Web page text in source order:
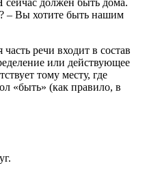
– Вы хотите быть нашим
часть речи входит в состав
или действующее
тому месту, где
«быть» (как правило, в